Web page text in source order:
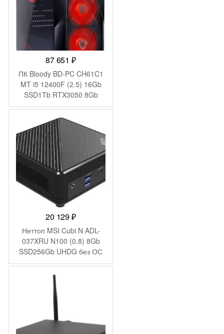
87 651₽
ПК Bloody BD-PC CH61C1
MT i5 12400F (2.5) 16Gb
SSD1Tb RTX3050 8Gb
Windows 11 Home 64
GbitEth 500W черный
(2085725)
20 129₽
Неттоп MSI Cubi N ADL-
037XRU N100 (0.8) 8Gb
SSD256Gb UHDG без ОС
2xGbitEth WiFi BT 65W
черный (9S6-B0A911-200)